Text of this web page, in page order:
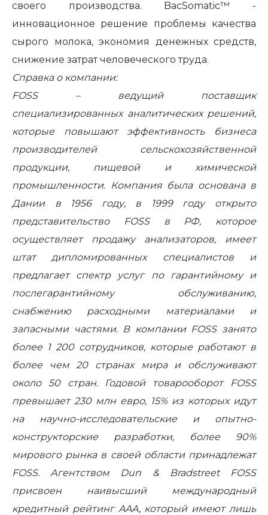
своего производства. BacSomatic™ -
инновационное решение проблемы качества
сырого молока, экономия денежных средств,
снижение затрат человеческого труда.
Справка о компании:
FOSS– ведущий поставщик
специализированных аналитических решений,
которые повышают эффективность бизнеса
производителей сельскохозяйственной
продукции, пищевой и химической
промышленности. Компания была основана в
Дании в 1956 году, в 1999 году открыто
представительство
FOSSв РФ, которое
осуществляет продажу анализаторов, имеет
штат дипломированных специалистов и
предлагает спектр услуг по гарантийному и
послегарантийному обслуживанию,
снабжению расходными материалами и
запасными частями. В компании FOSSзанято
более 1 200 сотрудников, которые работают в
более чем 20 странах мира и обслуживают
около 50 стран. Годовой товарооборот FOSS
превышает 230 млн евро, 15% из которых идут
на научно-исследовательские и опытно-
конструкторские разработки, более 90%
мирового рынка в своей области принадлежат
FOSS. Агентством Dun & Bradstreet
FOSS
присвоен наивысший международный
кредитный рейтинг AAA, который имеют лишь